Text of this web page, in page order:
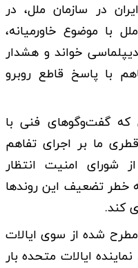
در سازمان ملل، در
با موضوع خاورمیانه،
خواند و هشدار
با پاسخ قاطع روبرو
که گفت‌وگوهای فنی با
ما بر اجرای تفاهم
شورای امنیت انتظار
خطر تضعیف این روندها
کند.
شده از سوی ایالات
ایالات متحده بار